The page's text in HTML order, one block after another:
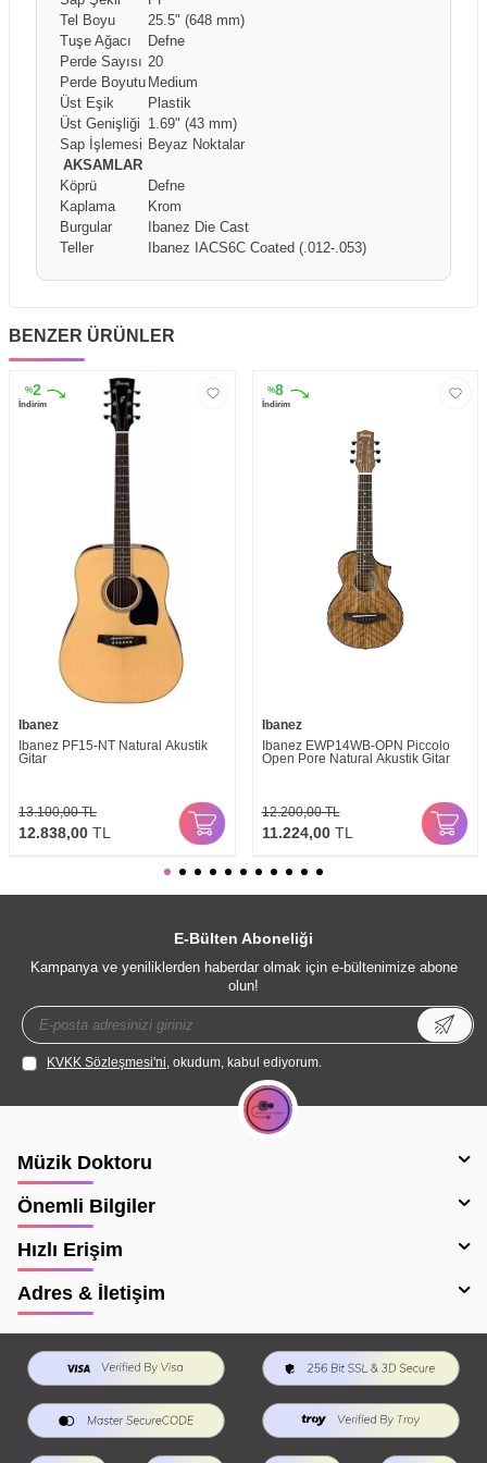
Tel Boyu
25.5" (648 mm)
Tuşe Ağacı
Defne
Perde Sayısı 20
Perde Boyutu Medium
Üst Eşik
Plastik
Üst Genişliği 1.69" (43 mm)
Sap İşlemesi Beyaz Noktalar
AKSAMLAR
Köprü
Defne
Kaplama
Krom
Burgular
Ibanez Die Cast
Teller
Ibanez IACS6C Coated (.012-.053)
BENZER ÜRÜNLER
%2
İndirim
Ibanez
Ibanez PF15-NT Natural Akustik
Gitar
13.100,00TL
12.838,00 TL
%8
İndirim
Ibanez
Ibanez EWP14WB-OPN Piccolo
Open Pore Natural Akustik Gitar
12.200,00TL
11.224,00TL
E-Bülten Aboneliği
Kampanya ve yeniliklerden haberdar olmak için e-bültenimize abone
olun!
KVKK Sözleşmesi'ni, okudum, kabul ediyorum.
Müzik Doktoru
Önemli Bilgiler
Hızlı Erişim
Adres & İletişim